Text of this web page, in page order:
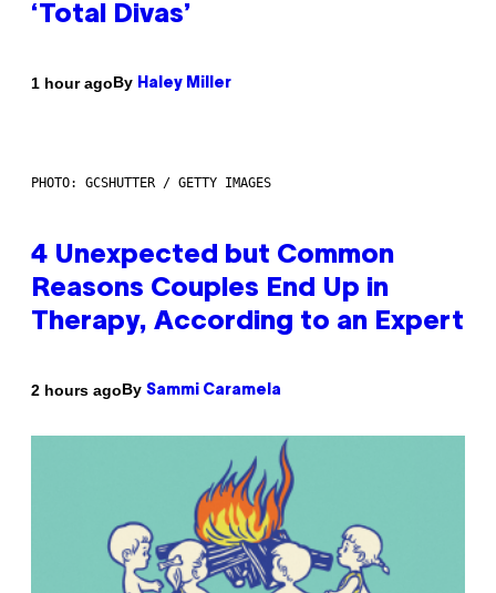
‘Total Divas’
1 hour agoBy Haley Miller
PHOTO: GCSHUTTER / GETTY IMAGES
4 Unexpected but Common
Reasons Couples End Up in
Therapy, According to an Expert
2 hours agoBy Sammi Caramela